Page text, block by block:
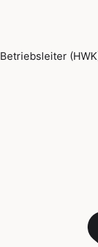
Betriebsleiter